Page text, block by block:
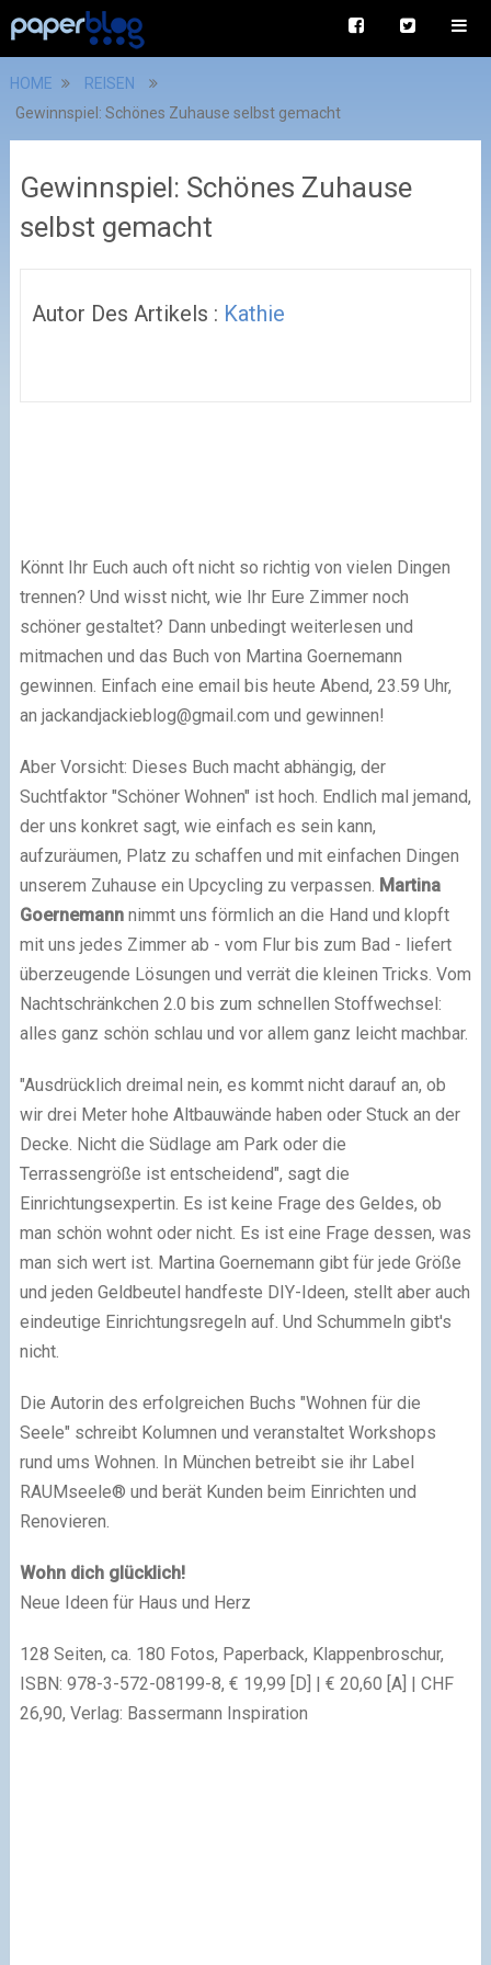
HOME
REISEN
Gewinnspiel: Schönes Zuhause selbst gemacht
Gewinnspiel: Schönes Zuhause
selbst gemacht
Autor Des Artikels : Kathie
Könnt Ihr Euch auch oft nicht so richtig von vielen Dingen
trennen? Und wisst nicht, wie Ihr Eure Zimmer noch
schöner gestaltet? Dann unbedingt weiterlesen und
mitmachen und das Buch von Martina Goernemann
gewinnen. Einfach eine email bis heute Abend, 23.59 Uhr,
an jackandjackieblog@gmail.com und gewinnen!
Aber Vorsicht: Dieses Buch macht abhängig, der
Suchtfaktor "Schöner Wohnen" ist hoch. Endlich mal jemand,
der uns konkret sagt, wie einfach es sein kann,
aufzuräumen, Platz zu schaffen und mit einfachen Dingen
unserem Zuhause ein Upcycling zu verpassen. Martina
Goernemannnimmt uns förmlich an die Hand und klopft
mit uns jedes Zimmer ab - vom Flur bis zum Bad - liefert
überzeugende Lösungen und verrät die kleinen Tricks. Vom
Nachtschränkchen 2.0 bis zum schnellen Stoffwechsel:
alles ganz schön schlau und vor allem ganz leicht machbar.
"Ausdrücklich dreimal nein, es kommt nicht darauf an, ob
wir drei Meter hohe Altbauwände haben oder Stuck an der
Decke. Nicht die Südlage am Park oder die
Terrassengröße ist entscheidend", sagt die
Einrichtungsexpertin. Es ist keine Frage des Geldes, ob
man schön wohnt oder nicht. Es ist eine Frage dessen, was
man sich wert ist. Martina Goernemann gibt für jede Größe
und jeden Geldbeutel handfeste DIY-Ideen, stellt aber auch
eindeutige Einrichtungsregeln auf. Und Schummeln gibt's
nicht.
Die Autorin des erfolgreichen Buchs "Wohnen für die
Seele" schreibt Kolumnen und veranstaltet Workshops
rund ums Wohnen. In München betreibt sie ihr Label
RAUMseele® und berät Kunden beim Einrichten und
Renovieren.
Wohn dich glücklich!
Neue Ideen für Haus und Herz
128 Seiten, ca. 180 Fotos, Paperback, Klappenbroschur,
ISBN: 978-3-572-08199-8, € 19,99 [D] | € 20,60 [A] | CHF
26,90, Verlag: Bassermann Inspiration